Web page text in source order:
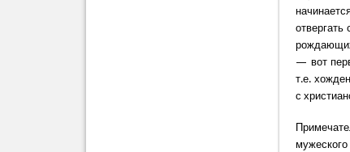
— вот
т.е.
с